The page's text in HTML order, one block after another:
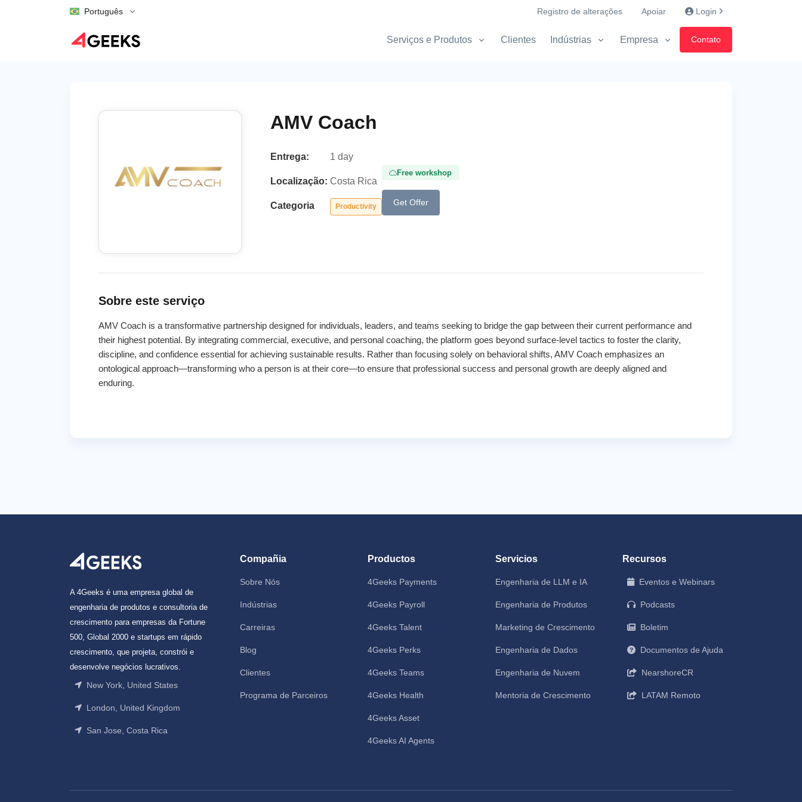
Português Registro de alterações Apoiar Login
Serviços e Produtos Clientes Indústrias Empresa Contato
AMV Coach
Entrega: 1 day
Localização: Costa Rica
Categoria Productivity
Free workshop
Get Offer
Sobre este serviço
AMV Coach is a transformative partnership designed for individuals, leaders, and teams seeking to bridge the gap between their current performance and
their highest potential. By integrating commercial, executive, and personal coaching, the platform goes beyond surface-level tactics to foster the clarity,
discipline, and confidence essential for achieving sustainable results. Rather than focusing solely on behavioral shifts, AMV Coach emphasizes an
ontological approach—transforming who a person is at their core—to ensure that professional success and personal growth are deeply aligned and
enduring.
A 4Geeks é uma empresa global de
engenharia de produtos e consultoria de
crescimento para empresas da Fortune
500, Global 2000 e startups em rápido
crescimento, que projeta, constrói e
desenvolve negócios lucrativos.
New York, United States
London, United Kingdom
San Jose, Costa Rica
Compañia
Sobre Nós
Indústrias
Carreiras
Blog
Clientes
Programa de Parceiros
Productos
4Geeks Payments
4Geeks Payroll
4Geeks Talent
4Geeks Perks
4Geeks Teams
4Geeks Health
4Geeks Asset
4Geeks AI Agents
Servicios
Engenharia de LLM e IA
Engenharia de Produtos
Marketing de Crescimento
Engenharia de Dados
Engenharia de Nuvem
Mentoria de Crescimento
Recursos
Eventos e Webinars
Podcasts
Boletim
Documentos de Ajuda
NearshoreCR
LATAM Remoto